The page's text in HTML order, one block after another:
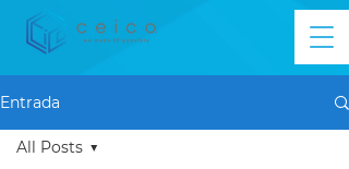
Entrada
All Posts